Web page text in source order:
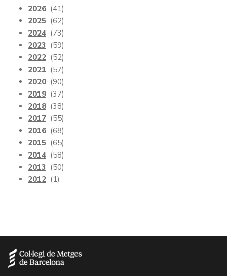
2026 (41)
2025 (62)
2024 (73)
2023 (59)
2022 (52)
2021 (57)
2020 (90)
2019 (37)
2018 (38)
2017 (55)
2016 (68)
2015 (65)
2014 (58)
2013 (50)
2012 (1)